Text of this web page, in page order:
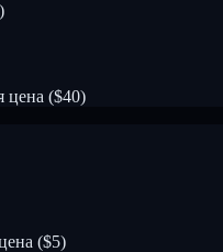
цена ($40)
($5)